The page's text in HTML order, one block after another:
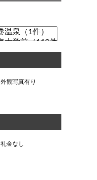
外観写真有り
礼金なし